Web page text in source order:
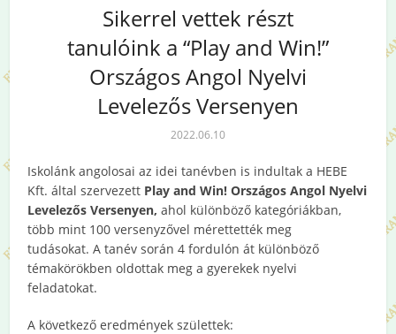
Sikerrel vettek részt
tanulóink a “Play and Win!”
Országos Angol Nyelvi
Levelezős Versenyen
2022.06.10
Iskolánk angolosai az idei tanévben is indultak a HEBE
Kft. által szervezett Play and Win! Országos Angol Nyelvi
Levelezős Versenyen, ahol különböző kategóriákban,
több mint 100 versenyzővel mérettették meg
tudásokat. A tanév során 4 fordulón át különböző
témakörökben oldottak meg a gyerekek nyelvi
feladatokat.
A következő eredmények születtek: